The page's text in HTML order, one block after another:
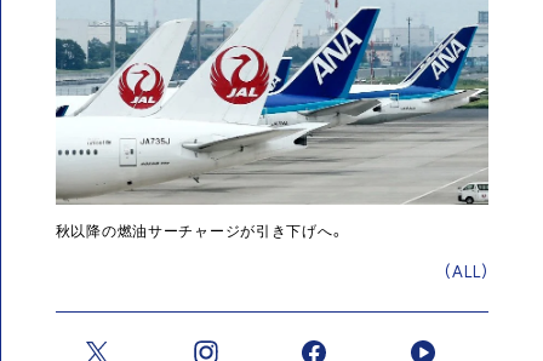
秋以降の燃油サーチャージが引き下げへ。
(ALL)